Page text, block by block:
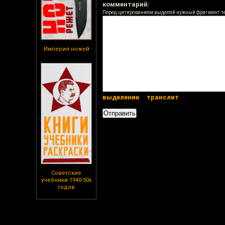
Империя ножей
Советские
учебники 1940-50х
годов
комментарий:
Перед цитированием выделяй нужный фрагмент
выделение транслит